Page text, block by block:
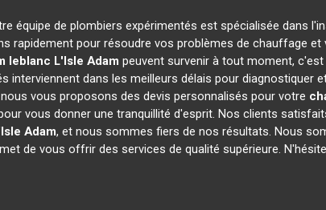
équipe de plombiers expérimentés est spécialisée dans
rapidement pour résoudre vos problèmes de chauffage
leblanc L'Isle Adam peuvent survenir à tout moment,
interviennent dans les meilleurs délais pour diagnostiquer
vous proposons des devis personnalisés pour votre
vous donner une tranquillité d'esprit. Nos clients
Adam, et nous sommes fiers de nos résultats. Nous
de vous offrir des services de qualité supérieure.